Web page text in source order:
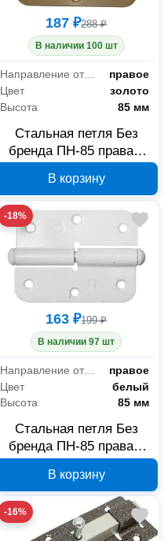
187 ₽288 ₽
В наличии 100 шт
Направление открывания
правое
Цвет
золото
Высота
85 мм
Стальная петля Без
бренда ПН-85 правая,
В корзину
-18%
163 ₽199 ₽
В наличии 97 шт
Направление открывания
правое
Цвет
белый
Высота
85 мм
Стальная петля Без
бренда ПН-85 правая,
В корзину
-16%